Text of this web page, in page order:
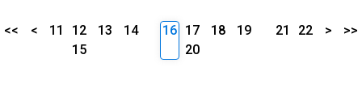
<< < 11 12 13
14
15
16 17 18
19
20
21 22 > >>